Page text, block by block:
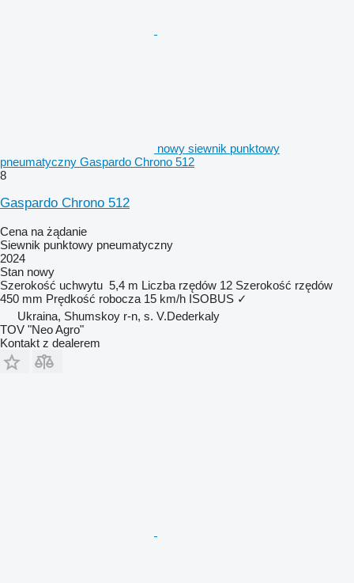
nowy siewnik punktowy
pneumatyczny Gaspardo Chrono 512
8
Gaspardo Chrono 512
Cena na żądanie
Siewnik punktowy pneumatyczny
2024
Stan nowy
Szerokość uchwytu 5,4 m Liczba rzędów 12 Szerokość rzędów
450 mm Prędkość robocza 15 km/h ISOBUS ✓
Ukraina, Shumskoy r-n, s. V.Dederkaly
TOV "Neo Agro"
Kontakt z dealerem